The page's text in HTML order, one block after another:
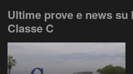
Ultime prove e news su
Classe C